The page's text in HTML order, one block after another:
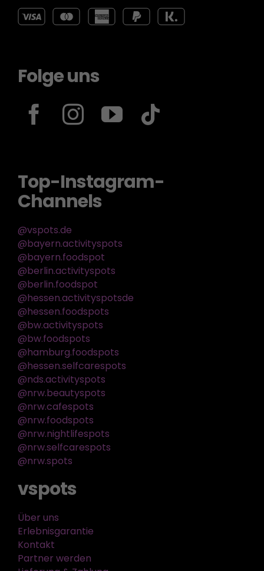
Folge uns
Top-Instagram-
Channels
@vspots.de
@bayern.activityspots
@bayern.foodspot
@berlin.activityspots
@berlin.foodspot
@hessen.activityspotsde
@hessen.foodspots
@bw.activityspots
@bw.foodspots
@hamburg.foodspots
@hessen.selfcarespots
@nds.activityspots
@nrw.beautyspots
@nrw.cafespots
@nrw.foodspots
@nrw.nightlifespots
@nrw.selfcarespots
@nrw.spots
vspots
Über uns
Erlebnisgarantie
Kontakt
Partner werden